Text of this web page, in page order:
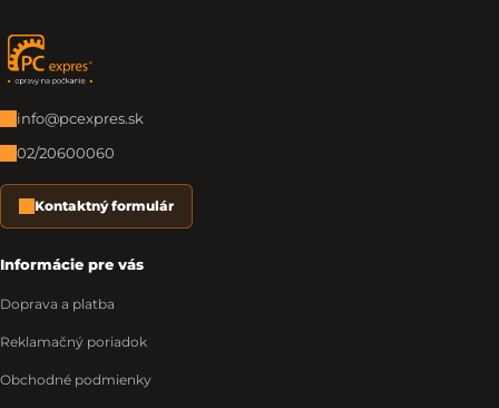
Zápätie
info@pcexpres.sk
02/20600060
Kontaktný formulár
Informácie pre vás
Doprava a platba
Reklamačný poriadok
Obchodné podmienky